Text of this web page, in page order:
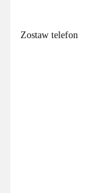
Zostaw telefon